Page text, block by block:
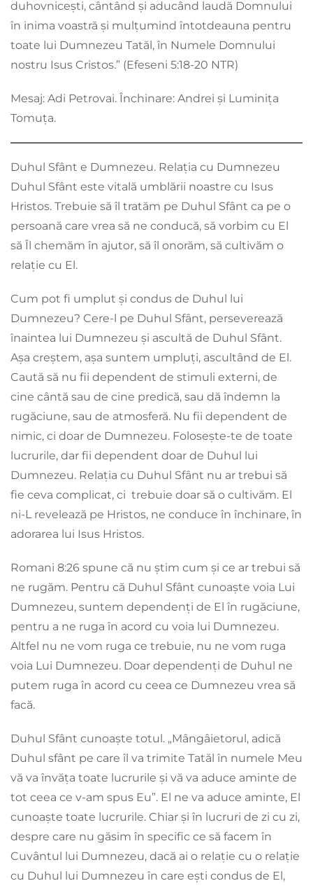
duhovnicești, cântând și aducând laudă Domnului
în inima voastră și mulțumind întotdeauna pentru
toate lui Dumnezeu Tatăl, în Numele Domnului
nostru Isus Cristos.” (‭‭Efeseni‬ ‭5:18-20‬ ‭NTR)
Mesaj: Adi Petrovai. Închinare: Andrei și Luminița
Tomuța.
Duhul Sfânt e Dumnezeu. Relația cu Dumnezeu
Duhul Sfânt este vitală umblării noastre cu Isus
Hristos. Trebuie să îl tratăm pe Duhul Sfânt ca pe o
persoană care vrea să ne conducă, să vorbim cu El
să Îl chemăm în ajutor, să îl onorăm, să cultivăm o
relație cu El.
Cum pot fi umplut și condus de Duhul lui
Dumnezeu? Cere-l pe Duhul Sfânt, perseverează
înaintea lui Dumnezeu și ascultă de Duhul Sfânt.
Așa creștem, așa suntem umpluți, ascultând de El.
Caută să nu fii dependent de stimuli externi, de
cine cântă sau de cine predică, sau dă îndemn la
rugăciune, sau de atmosferă. Nu fii dependent de
nimic, ci doar de Dumnezeu. Folosește-te de toate
lucrurile, dar fii dependent doar de Duhul lui
Dumnezeu. Relația cu Duhul Sfânt nu ar trebui să
fie ceva complicat, ci trebuie doar să o cultivăm. El
ni-L revelează pe Hristos, ne conduce în închinare, în
adorarea lui Isus Hristos.
Romani 8:26 spune că nu știm cum și ce ar trebui să
ne rugăm. Pentru că Duhul Sfânt cunoaște voia Lui
Dumnezeu, suntem dependenți de El în rugăciune,
pentru a ne ruga în acord cu voia lui Dumnezeu.
Altfel nu ne vom ruga ce trebuie, nu ne vom ruga
voia Lui Dumnezeu. Doar dependenți de Duhul ne
putem ruga în acord cu ceea ce Dumnezeu vrea să
facă.
Duhul Sfânt cunoaște totul. „Mângâietorul, adică
Duhul sfânt pe care îl va trimite Tatăl în numele Meu
vă va învăța toate lucrurile și vă va aduce aminte de
tot ceea ce v-am spus Eu”. El ne va aduce aminte, El
cunoaște toate lucrurile. Chiar și în lucruri de zi cu zi,
despre care nu găsim în specific ce să facem în
Cuvântul lui Dumnezeu, dacă ai o relație cu o relație
cu Duhul lui Dumnezeu în care ești condus de El,